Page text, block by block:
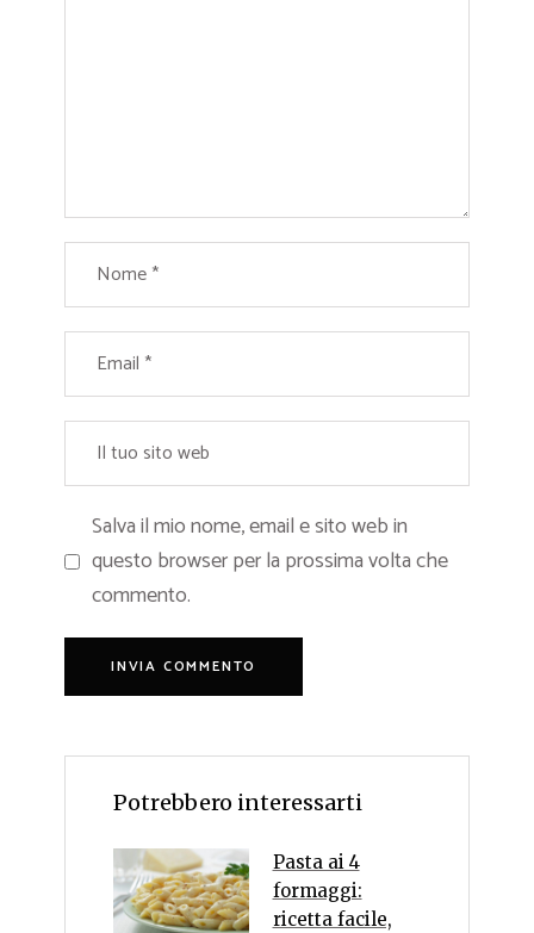
Salva il mio nome, email e sito web in
questo browser per la prossima volta che
commento.
Potrebbero interessarti
Pasta ai 4
formaggi:
ricetta facile,